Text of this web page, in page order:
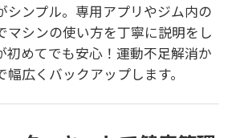
シンプル。専用アプリやジム内の
マシンの使い方を丁寧に説明をし
初めてでも安心！運動不足解消か
広くバックアップします。